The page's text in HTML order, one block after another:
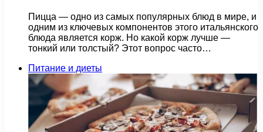
Пицца — одно из самых популярных блюд в мире, и
одним из ключевых компонентов этого итальянского
блюда является корж. Но какой корж лучше —
тонкий или толстый? Этот вопрос часто…
Питание и диеты